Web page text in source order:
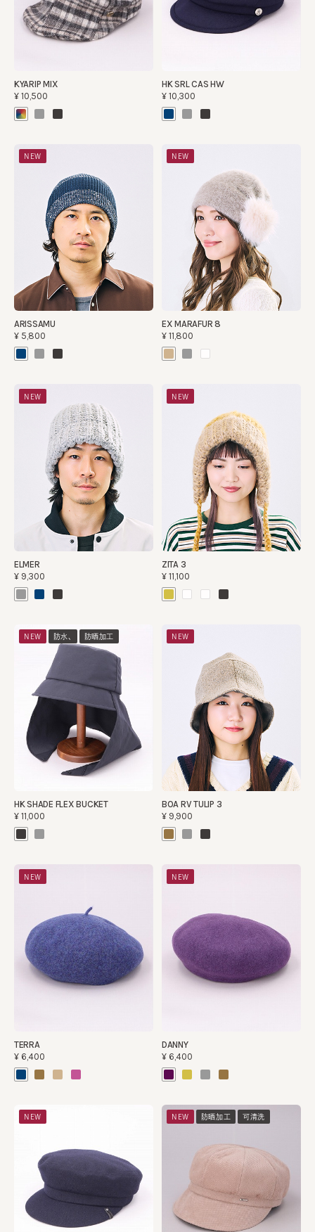
KYARIP MIX
¥10,500
HK SRL CAS HW
¥10,300
NEW
ARISSAMU
¥5,800
NEW
EX MARAFUR 8
¥11,800
NEW
ELMER
¥9,300
NEW
ZITA 3
¥11,100
NEW 防水、 防晒加工
HK SHADE FLEX BUCKET
¥11,000
NEW
BOA RV TULIP 3
¥9,900
NEW
TERRA
¥6,400
NEW
DANNY
¥6,400
NEW NEW 防晒加工 可清洗